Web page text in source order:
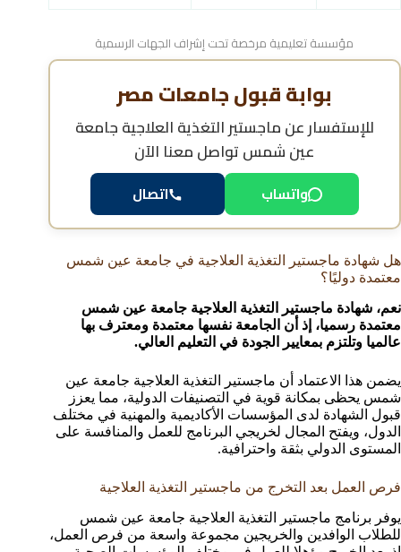
مؤسسة تعليمية مرخصة تحت إشراف الجهات الرسمية
بوابة قبول جامعات مصر
للإستفسار عنماجستير التغذية العلاجية جامعة
عين شمستواصل معنا الآن
واتساب اتصال
هل شهادة ماجستير التغذية العلاجية في جامعة عين شمس
معتمدة دوليًا؟
نعم، شهادة ماجستير التغذية العلاجية جامعة عين شمس
معتمدة رسميا، إذ أن الجامعة نفسها معتمدة ومعترف بها
عالميا وتلتزم بمعايير الجودة في التعليم العالي.
يضمن هذا الاعتماد أن ماجستير التغذية العلاجية جامعة عين
شمس يحظى بمكانة قوية في التصنيفات الدولية، مما يعزز
قبول الشهادة لدى المؤسسات الأكاديمية والمهنية في مختلف
الدول، ويفتح المجال لخريجي البرنامج للعمل والمنافسة على
المستوى الدولي بثقة واحترافية.
فرص العمل بعد التخرج من ماجستير التغذية العلاجية
يوفر برنامج ماجستير التغذية العلاجية جامعة عين شمس
للطلاب الوافدين والخريجين مجموعة واسعة من فرص العمل،